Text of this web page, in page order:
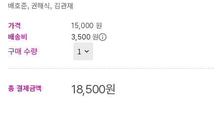
배호준, 권해식, 김관재
가격
15,000 원
배송비
3,500 원
구매 수량
총 결제금액 18,500원